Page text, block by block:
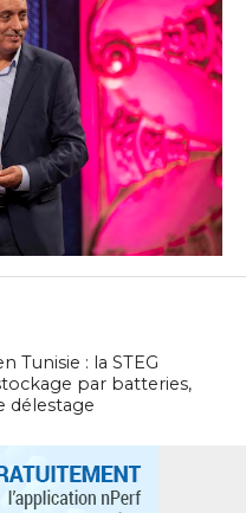
Tunisie : la STEG
par batteries,
délestage